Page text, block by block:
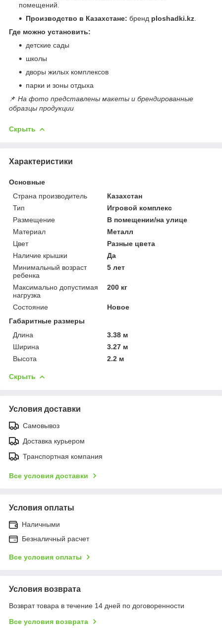
помещений.
Производство в Казахстане: бренд ploshadki.kz
Где можно установить:
детские сады
школы
дворы жилых комплексов
парки и зоны отдыха
📌 На фото представлены макеты и брендированные
образцы продукции
Скрыть
Характеристики
Основные
Страна производитель
Казахстан
Тип
Игровой комплекс
Размещение
В помещении/на улице
Материал
Металл
Цвет
Разные цвета
Наличие крышки
Да
Минимальный возраст
ребенка
5 лет
Максимально допустимая
нагрузка
200 кг
Состояние
Новое
Габаритные размеры
Длина
3.38 м
Ширина
3.27 м
Высота
2.2 м
Скрыть
Условия доставки
Самовывоз
Доставка курьером
Транспортная компания
Все условия доставки
Условия оплаты
Наличными
Безналичный расчет
Все условия оплаты
Условия возврата
Возврат товара в течение 14 дней по договоренности
Все условия возврата